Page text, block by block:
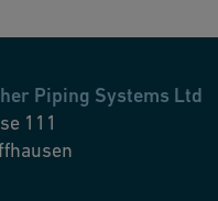
Piping Systems Ltd
111